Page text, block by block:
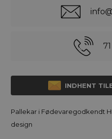
INDHENT
Pallekar i Fødevaregodkendt
design